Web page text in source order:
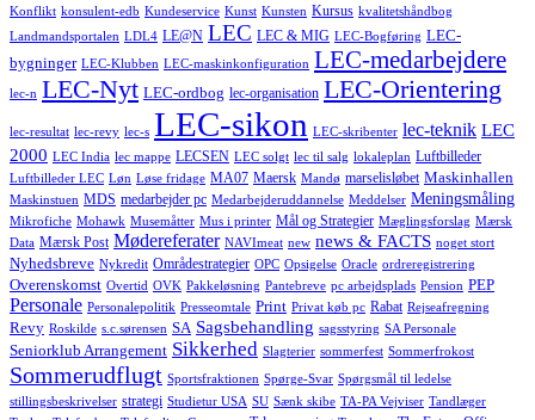
Konflikt konsulent-edb Kundeservice Kunst Kunsten Kursus kvalitetshåndbog
Landmandsportalen LDL4 LE@N LEC LEC & MIG LEC-Bogføring LEC-
bygninger LEC-Klubben LEC-maskinkonfiguration LEC-medarbejdere
lec-n LEC-Nyt LEC-ordbog lec-organisation LEC-Orientering
lec-resultat lec-revy lec-s LEC-sikon LEC-skribenter lec-teknik LEC
2000 LEC India lec mappe LECSEN LEC solgt lec til salg lokaleplan Luftbilleder
Luftbilleder LEC Løn Løse fridage MA07 Maersk Mandø marselisløbet Maskinhallen
Maskinstuen MDS medarbejder pc Medarbejderuddannelse Meddelser Meningsmåling
Mikrofiche Mohawk Musemåtter Mus i printer Mål og Strategier Mæglingsforslag Mærsk
Data Mærsk Post Mødereferater NAVImeat new news & FACTS noget stort
Nyhedsbreve Nykredit Områdestrategier OPC Opsigelse Oracle ordreregistrering
Overenskomst Overtid OVK Pakkeløsning Pantebreve pc arbejdsplads Pension PEP
Personale Personalepolitik Presseomtale Print Privat køb pc Rabat Rejseafregning
Revy Roskilde s.c.sørensen SA Sagsbehandling sagsstyring SA Personale
Seniorklub Arrangement Sikkerhed Slagterier sommerfest Sommerfrokost
Sommerudflugt Sportsfraktionen Spørge-Svar Spørgsmål til ledelse
stillingsbeskrivelser strategi Studietur USA SU Sænk skibe TA-PA Vejviser Tandlæger